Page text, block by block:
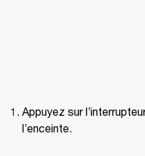
Appuyez sur
l’enceinte.